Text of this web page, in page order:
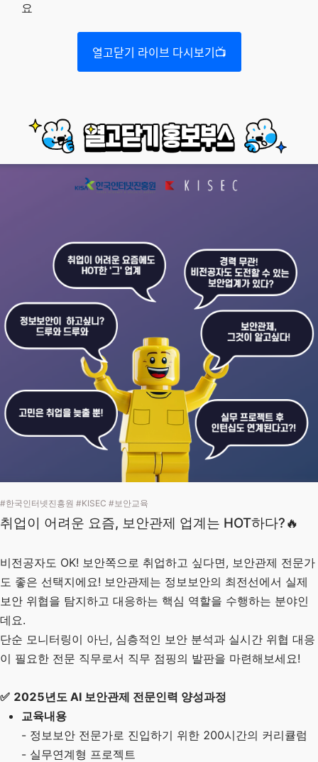
요
열고닫기 라이브 다시보기📺
#한국인터넷진흥원 #KISEC #보안교육
취업이 어려운 요즘, 보안관제 업계는 HOT하다?🔥
비전공자도 OK! 보안쪽으로 취업하고 싶다면, 보안관제 전문가
도 좋은 선택지에요! 보안관제는 정보보안의 최전선에서 실제
보안 위협을 탐지하고 대응하는 핵심 역할을 수행하는 분야인
데요.
단순 모니터링이 아닌, 심층적인 보안 분석과 실시간 위협 대응
이 필요한 전문 직무로서 직무 점핑의 발판을 마련해보세요!
✅ 2025년도 AI 보안관제 전문인력 양성과정
교육내용
- 정보보안 전문가로 진입하기 위한 200시간의 커리큘럼
- 실무연계형 프로젝트